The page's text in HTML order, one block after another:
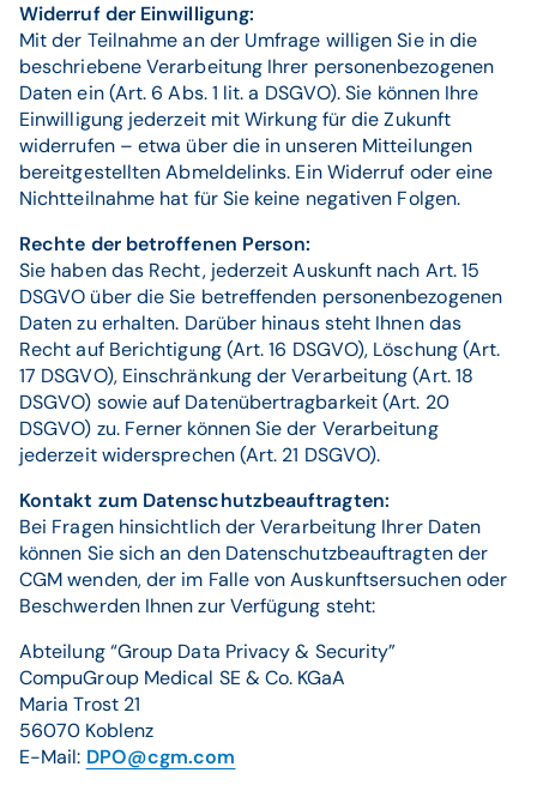
Widerruf der Einwilligung:
Mit der Teilnahme an der Umfrage willigen Sie in die
beschriebene Verarbeitung Ihrer personenbezogenen
Daten ein (Art. 6 Abs. 1 lit. a DSGVO). Sie können Ihre
Einwilligung jederzeit mit Wirkung für die Zukunft
widerrufen – etwa über die in unseren Mitteilungen
bereitgestellten Abmeldelinks. Ein Widerruf oder eine
Nichtteilnahme hat für Sie keine negativen Folgen.
Rechte der betroffenen Person:
Sie haben das Recht, jederzeit Auskunft nach Art. 15
DSGVO über die Sie betreffenden personenbezogenen
Daten zu erhalten. Darüber hinaus steht Ihnen das
Recht auf Berichtigung (Art. 16 DSGVO), Löschung (Art.
17 DSGVO), Einschränkung der Verarbeitung (Art. 18
DSGVO) sowie auf Datenübertragbarkeit (Art. 20
DSGVO) zu. Ferner können Sie der Verarbeitung
jederzeit widersprechen (Art. 21 DSGVO).
Kontakt zum Datenschutzbeauftragten:
Bei Fragen hinsichtlich der Verarbeitung Ihrer Daten
können Sie sich an den Datenschutzbeauftragten der
CGM wenden, der im Falle von Auskunftsersuchen oder
Beschwerden Ihnen zur Verfügung steht:
Abteilung “Group Data Privacy & Security”
CompuGroup Medical SE & Co. KGaA
Maria Trost 21
56070 Koblenz
E-Mail: DPO@cgm.com